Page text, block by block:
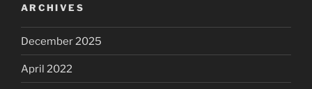
ARCHIVES
December 2025
April 2022